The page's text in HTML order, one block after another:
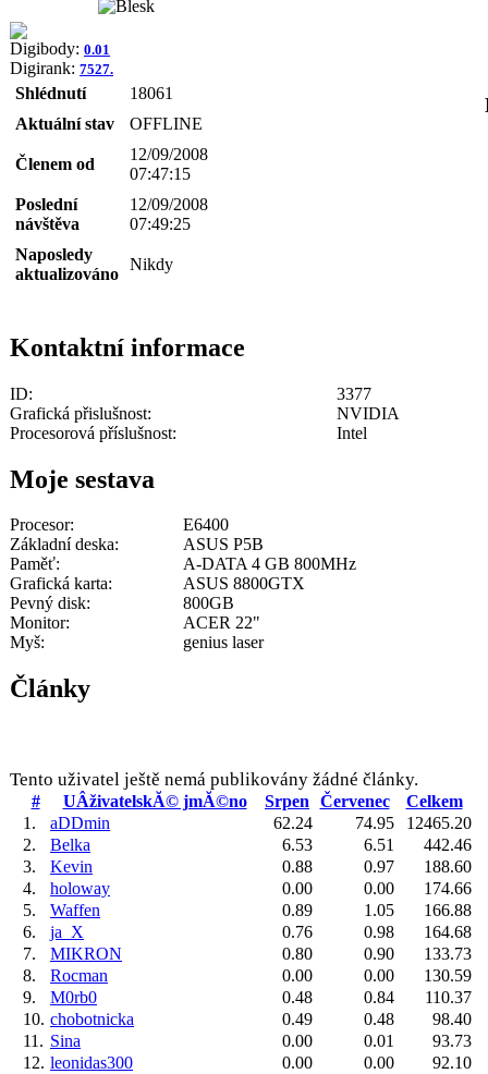
Digibody: 0.01
Digirank: 7527.
Shlédnutí
18061
Aktuální stav
OFFLINE
Členem od
12/09/2008
07:47:15
Poslední
návštěva
12/09/2008
07:49:25
Naposledy
aktualizováno
Nikdy
Kontaktní informace
ID:
3377
Grafická přislušnost:
NVIDIA
Procesorová příslušnost:
Intel
Moje sestava
Procesor:
E6400
Základní deska:
ASUS P5B
Paměť:
A-DATA 4 GB 800MHz
Grafická karta:
ASUS 8800GTX
Pevný disk:
800GB
Monitor:
ACER 22"
Myš:
genius laser
Články
Tento uživatel ještě nemá publikovány žádné články.
# UÂživatelskĂ© jmĂ©no Srpen Červenec
Celkem
1.
aDDmin 62.24 74.95
12465.20
2.
Belka 6.53 6.51
442.46
3.
Kevin 0.88 0.97
188.60
4.
holoway 0.00 0.00
174.66
5.
Waffen 0.89 1.05
166.88
6.
ja_X 0.76 0.98
164.68
7.
MIKRON 0.80 0.90
133.73
8.
Rocman 0.00 0.00
130.59
9.
M0rb0 0.48 0.84
110.37
10. chobotnicka 0.49 0.48
98.40
11. Sina 0.00 0.01
93.73
12. leonidas300 0.00 0.00
92.10